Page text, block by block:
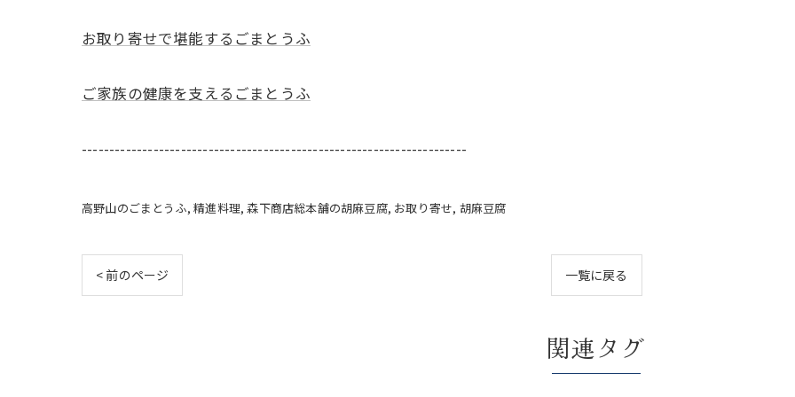
お取り寄せで堪能するごまとうふ
ご家族の健康を支えるごまとうふ
----------------------------------------------------------------------
高野山のごまとうふ 精進料理 森下商店総本舗の胡麻豆腐 お取り寄せ 胡麻豆腐
< 前のページ 一覧に戻る
関連タグ